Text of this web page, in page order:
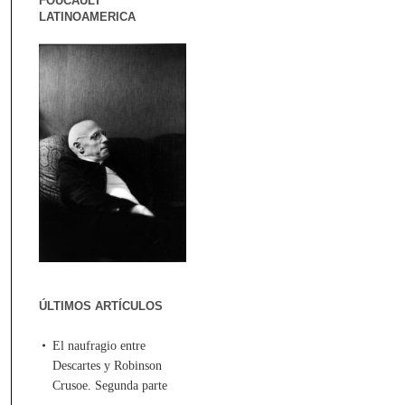
LATINOAMERICA
ÚLTIMOS ARTÍCULOS
El naufragio entre
Descartes y Robinson
Crusoe. Segunda parte